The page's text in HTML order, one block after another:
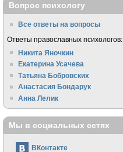
Вопрос психологу
Все ответы на вопросы
Ответы православных психологов:
Никита Яночкин
Екатерина Усачева
Татьяна Бобровских
Анастасия Бондарук
Анна Лелик
Мы в социальных сетях
ВКонтакте